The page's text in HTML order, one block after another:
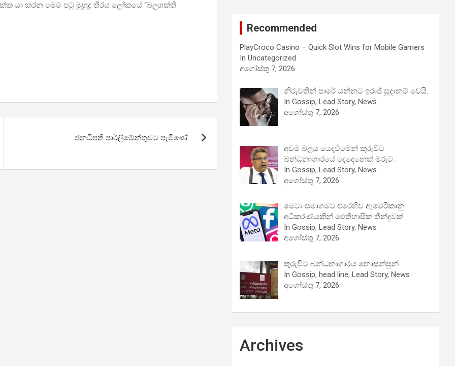
යා කරන මෙම පටු මුහුදු තීරය ලෝකයේ “බලශක්ති
ජනධිපති පාර්ලිමේන්තුවට පැමිණේ .
Recommended
PlayCroco Casino – Quick Slot Wins for Mobile Gamers
In Uncategorized
අගෝස්තු 7, 2026
නිරුවතින් පාරේ යන්නට ඉරාජ් සූදානම් වෙයි.
In Gossip, Lead Story, News
අගෝස්තු 7, 2026
අවම බලය යෙදවීමෙන් කුරුවිට
බන්ධනාගාරයේ දෙදෙනෙක් මරුට .
In Gossip, Lead Story, News
අගෝස්තු 7, 2026
මෙටා සමාගමට එරෙහිව ඇමෙරිකානු
අධිකරණයකින් ඓතිහාසික තීන්දුවක්.
In Gossip, Lead Story, News
අගෝස්තු 7, 2026
කුරුවිට බන්ධනාගාරය නොසන්සුන්
In Gossip, head line, Lead Story, News
අගෝස්තු 7, 2026
Archives